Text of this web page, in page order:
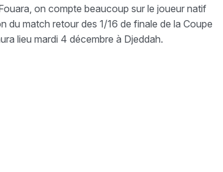
on compte beaucoup sur le joueur natif
du match retour des 1/16 de finale de la Coupe
lieu mardi 4 décembre à Djeddah.